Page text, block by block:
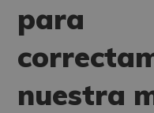
para
nuestra